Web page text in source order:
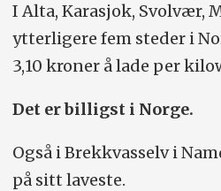
I Alta, Karasjok, Svolvær,
ytterligere fem steder i
3,10 kroner å lade per
Det er billigst i Norge.
Også i Brekkvasselv i
på sitt laveste.